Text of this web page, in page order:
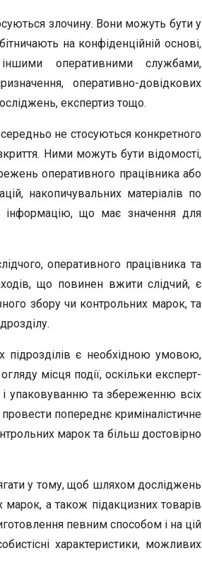
злочину. Вони можуть бути у
на конфіденційній основі,
іншими оперативними службами,
оперативно-довідкових
експертиз тощо.
не стосуються конкретного
Ними можуть бути відомості,
оперативного працівника або
накопичувальних матеріалів по
інформацію, що має значення для
оперативного працівника та
що повинен вжити слідчий, є
збору чи контрольних марок, та
підрозділів є необхідною умовою,
місця події, оскільки експерт-
упаковуванню та збереженню всіх
попереднє криміналістичне
марок та більш достовірно
у тому, щоб шляхом досліджень
а також підакцизних товарів
певним способом і на цій
характеристики, можливих